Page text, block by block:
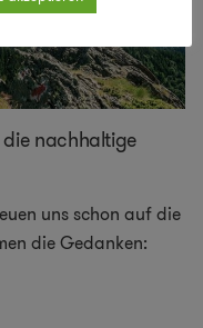
die nachhaltige
uns schon auf die
die Gedanken: